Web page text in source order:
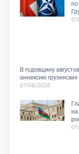
В годовщину
аннексию
07/08/2026